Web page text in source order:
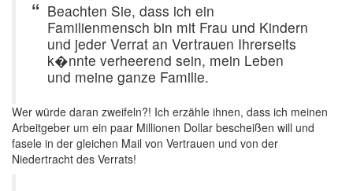
Beachten Sie, dass ich ein
Familienmensch bin mit Frau und Kindern
und jeder Verrat an Vertrauen Ihrerseits
k�nnte verheerend sein, mein Leben
und meine ganze Familie.
Wer würde daran zweifeln?! Ich erzähle ihnen, dass ich meinen
Arbeitgeber um ein paar Millionen Dollar bescheißen will und
fasele in der gleichen Mail von Vertrauen und von der
Niedertracht des Verrats!